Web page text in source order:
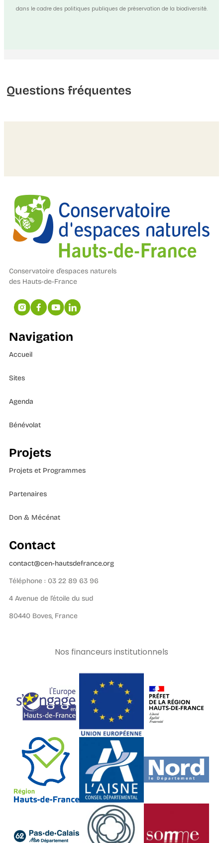
dans le cadre des politiques publiques de préservation de la biodiversité.
Questions fréquentes
Conservatoire d’espaces naturels
des Hauts-de-France
Navigation
Accueil
Sites
Agenda
Bénévolat
Projets
Projets et Programmes
Partenaires
Don & Mécénat
Contact
contact@cen-hautsdefrance.org
Téléphone : 03 22 89 63 96
4 Avenue de l’étoile du sud
80440 Boves, France
Nos financeurs institutionnels